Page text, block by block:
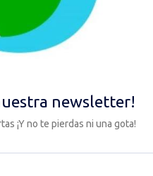
cuerpo es muy recomendable
cierta cantidad de agua a la vez,
sin azúcar, como té y
su valor a efectos de hidratación
éstas no deben de sustituir